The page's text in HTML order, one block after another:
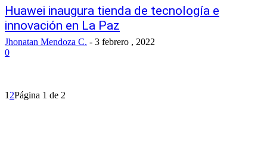
Huawei inaugura tienda de tecnología e
innovación en La Paz
Jhonatan Mendoza C. - 3 febrero , 2022
0
1 2Página 1 de 2